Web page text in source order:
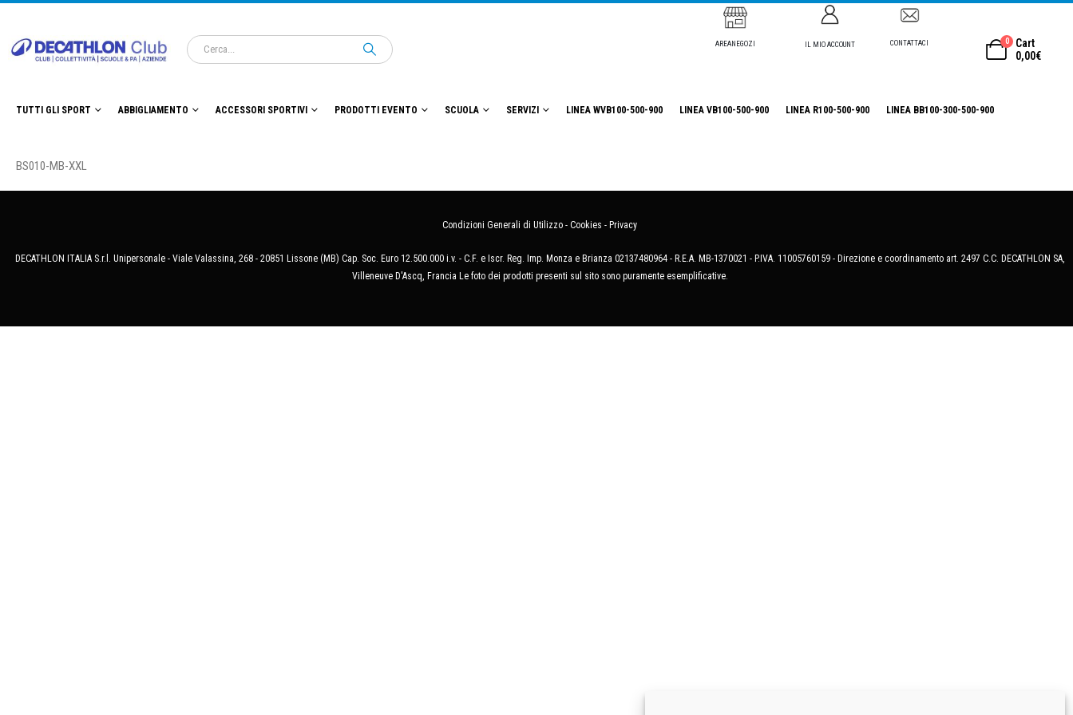
AREANEGOZI IL MIO ACCOUNT CONTATTACI 0
Cart
0,00€
TUTTI GLI SPORT ABBIGLIAMENTO ACCESSORI SPORTIVI PRODOTTI EVENTO SCUOLA SERVIZI LINEA WVB100-500-900 LINEA VB100-500-900 LINEA R100-500-900 LINEA BB100-300-500-900
BS010-MB-XXL
Condizioni Generali di Utilizzo - Cookies - Privacy
DECATHLON ITALIA S.r.l. Unipersonale - Viale Valassina, 268 - 20851 Lissone (MB) Cap. Soc. Euro 12.500.000 i.v. - C.F. e Iscr. Reg. Imp. Monza e Brianza 02137480964 - R.E.A. MB-1370021 - P.IVA. 11005760159 - Direzione e coordinamento art. 2497 C.C. DECATHLON SA,
Villeneuve D'Ascq, Francia Le foto dei prodotti presenti sul sito sono puramente esemplificative.